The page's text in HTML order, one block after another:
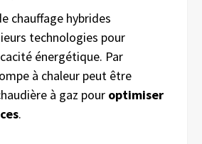
chauffage hybrides
technologies pour
énergétique. Par
à chaleur peut être
à gaz pour optimiser
.